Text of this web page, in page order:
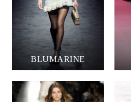
BLUMARINE